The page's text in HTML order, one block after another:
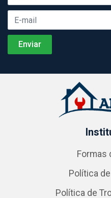
Formas
Política
Política de